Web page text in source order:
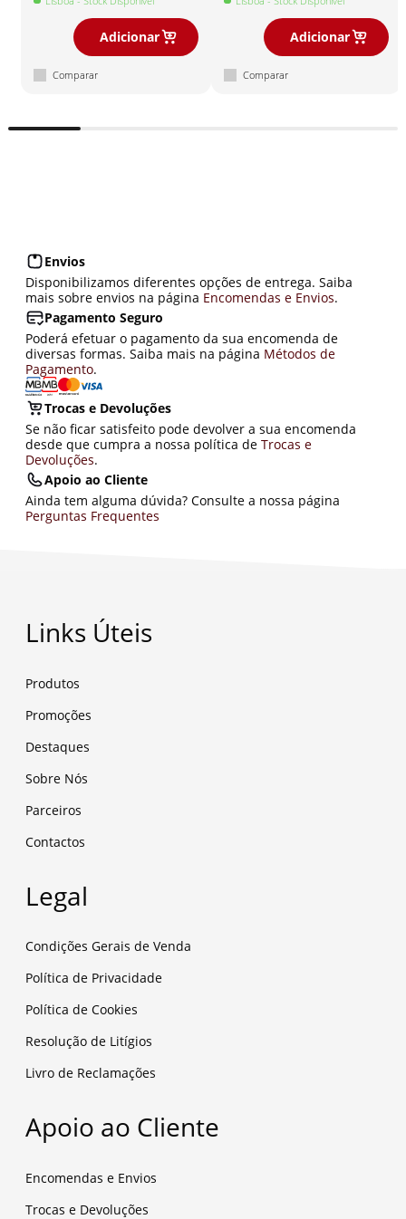
Adicionar
Comparar
Adicionar
Comparar
Envios
Disponibilizamos diferentes opções de entrega. Saiba
mais sobre envios na página Encomendas e Envios.
Pagamento Seguro
Poderá efetuar o pagamento da sua encomenda de
diversas formas. Saiba mais na página Métodos de
Pagamento.
Trocas e Devoluções
Se não ficar satisfeito pode devolver a sua encomenda
desde que cumpra a nossa política de Trocas e
Devoluções.
Apoio ao Cliente
Ainda tem alguma dúvida? Consulte a nossa página
Perguntas Frequentes
Links Úteis
Produtos
Promoções
Destaques
Sobre Nós
Parceiros
Contactos
Legal
Condições Gerais de Venda
Política de Privacidade
Política de Cookies
Resolução de Litígios
Livro de Reclamações
Apoio ao Cliente
Encomendas e Envios
Trocas e Devoluções